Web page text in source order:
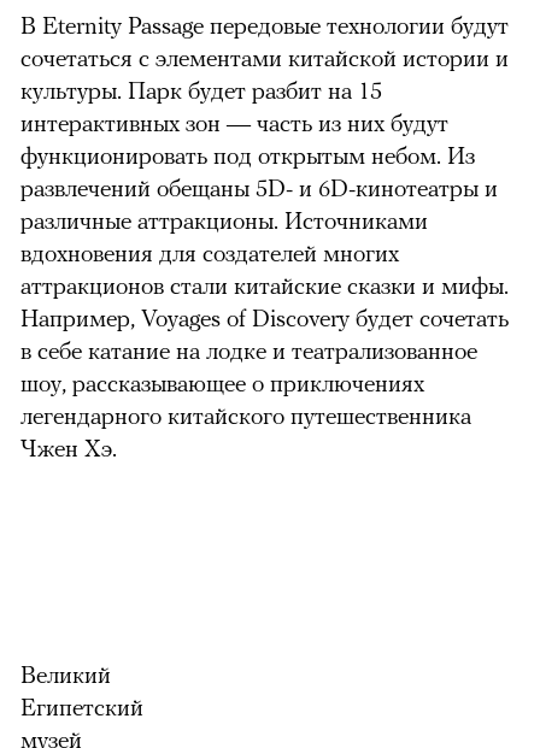
В Eternity Passage передовые технологии будут
сочетаться с элементами китайской истории и
культуры. Парк будет разбит на 15
интерактивных зон — часть из них будут
функционировать под открытым небом. Из
развлечений обещаны 5D- и 6D-кинотеатры и
различные аттракционы. Источниками
вдохновения для создателей многих
аттракционов стали китайские сказки и мифы.
Например, Voyages of Discovery будет сочетать
в себе катание на лодке и театрализованное
шоу, рассказывающее о приключениях
легендарного китайского путешественника
Чжен Хэ.
Великий
Египетский
музей